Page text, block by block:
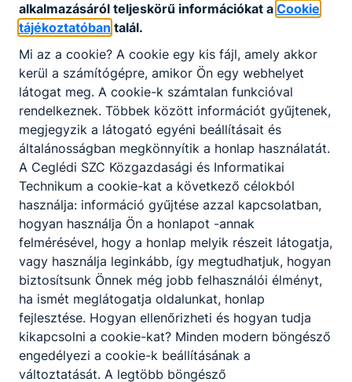
E-mail cím: ckik@ckik.hu
Székhely:2700 Cegléd, Kossuth Ferenc utca
32.
Postacím:2700 Cegléd, Kossuth Ferenc utca
32.
OM azonosító: 203068/004
alkalmazásáról teljeskörű információkat a Cookie
tájékoztatóban talál.
Mi az a cookie? A cookie egy kis fájl, amely akkor
kerül a számítógépre, amikor Ön egy webhelyet
látogat meg. A cookie-k számtalan funkcióval
rendelkeznek. Többek között információt gyűjtenek,
megjegyzik a látogató egyéni beállításait és
általánosságban megkönnyítik a honlap használatát.
A Ceglédi SZC Közgazdasági és Informatikai
Technikum a cookie-kat a következő célokból
használja: információ gyűjtése azzal kapcsolatban,
hogyan használja Ön a honlapot -annak
felmérésével, hogy a honlap melyik részeit látogatja,
vagy használja leginkább, így megtudhatjuk, hogyan
biztosítsunk Önnek még jobb felhasználói élményt,
ha ismét meglátogatja oldalunkat, honlap
fejlesztése. Hogyan ellenőrizheti és hogyan tudja
kikapcsolni a cookie-kat? Minden modern böngésző
engedélyezi a cookie-k beállításának a
változtatását. A legtöbb böngésző